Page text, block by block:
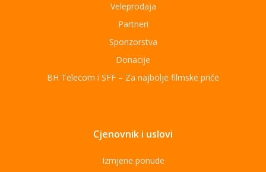
Veleprodaja
Partneri
Sponzorstva
Donacije
BH Telecom i SFF – Za najbolje filmske priče
Cjenovnik i uslovi
Izmjene ponude